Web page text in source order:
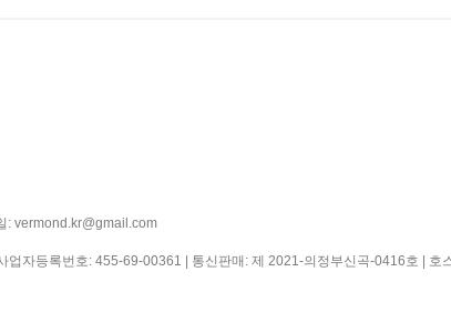
: vermond.kr@gmail.com
업자등록번호: 455-69-00361 | 통신판매: 제 2021-의정부신곡-0416호 | 호